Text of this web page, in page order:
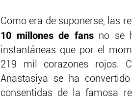
Como era de suponerse, las
10 millones de fansno se
instantáneas que por el
219 mil corazones rojos.
Anastasiya se ha
consentidas de la famosa